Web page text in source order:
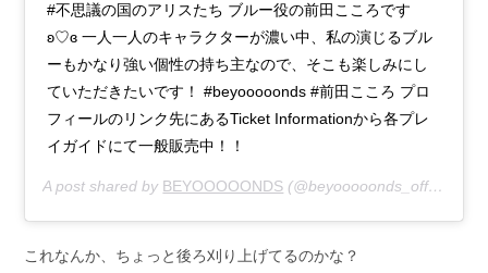
#不思議の国のアリスたち ブルー役の前田こころです
ʚ♡ɞ 一人一人のキャラクターが濃い中、私の演じるブル
ーもかなり強い個性の持ち主なので、そこも楽しみにし
ていただきたいです！ #beyooooonds #前田こころ プロ
フィールのリンク先にあるTicket Informationから各プレ
イガイドにて一般販売中！！
A post shared by BEYOOOOONDS (@beyooooonds_official) on
これなんか、ちょっと後ろ刈り上げてるのかな？